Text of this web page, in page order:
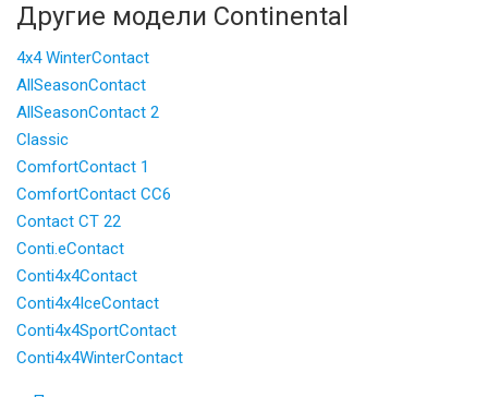
Другие модели Continental
4x4 WinterContact
AllSeasonContact
AllSeasonContact 2
Classic
ComfortContact 1
ComfortContact CC6
Contact CT 22
Conti.eContact
Conti4x4Contact
Conti4x4IceContact
Conti4x4SportContact
Conti4x4WinterContact